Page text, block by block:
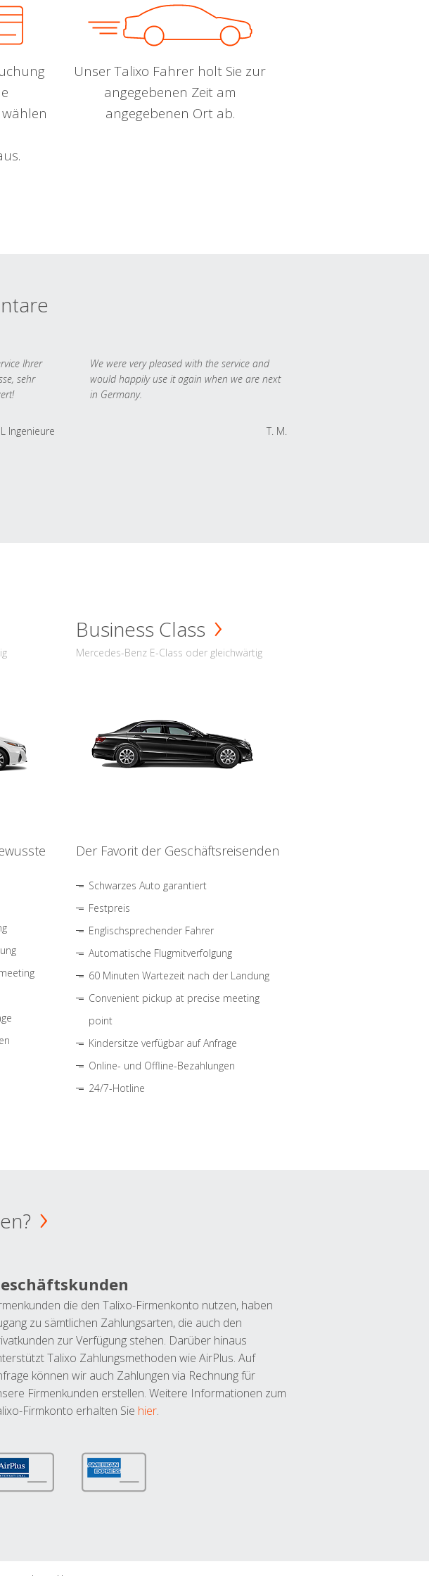
Unser Talixo Fahrer holt Sie zur
angegebenen Zeit am
angegebenen Ort ab.
Ihrer
sehr
Ingenieure
We were very pleased with the service and
would happily use it again when we are next
in Germany.
T. M.
Business Class
Mercedes-Benz E-Class oder gleichwärtig
Der Favorit der Geschäftsreisenden
Schwarzes Auto garantiert
Festpreis
Englischsprechender Fahrer
Automatische Flugmitverfolgung
60 Minuten Wartezeit nach der Landung
Convenient pickup at precise meeting
point
Kindersitze verfügbar auf Anfrage
Online- und Offline-Bezahlungen
24/7-Hotline
die den Talixo-Firmenkonto nutzen, haben
zu sämtlichen Zahlungsarten, die auch den
zur Verfügung stehen. Darüber hinaus
Talixo Zahlungsmethoden wie AirPlus. Auf
können wir auch Zahlungen via Rechnung für
Firmenkunden erstellen. Weitere Informationen zum
Firmkonto erhalten Sie hier.